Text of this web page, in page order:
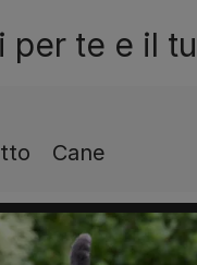
per te e il
Cane